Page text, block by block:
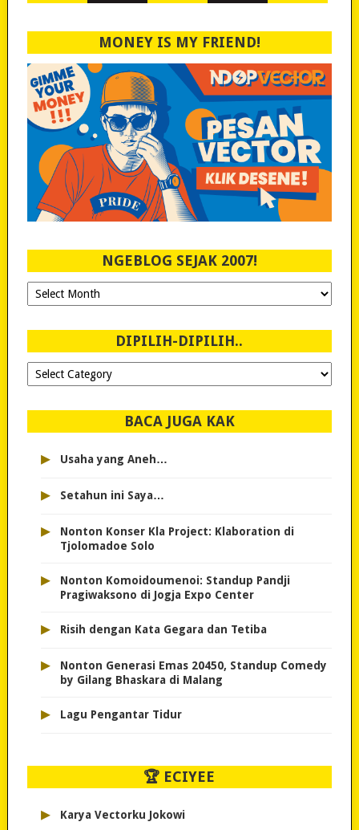
MONEY IS MY FRIEND!
NGEBLOG SEJAK 2007!
Ngeblog
Sejak
DIPILIH-DIPILIH..
Dipilih-
dipilih..
BACA JUGA KAK
▸ Usaha yang Aneh…
▸ Setahun ini Saya…
▸
Nonton Konser Kla Project: Klaboration di
Tjolomadoe Solo
▸
Nonton Komoidoumenoi: Standup Pandji
Pragiwaksono di Jogja Expo Center
▸ Risih dengan Kata Gegara dan Tetiba
▸
Nonton Generasi Emas 20450, Standup Comedy
by Gilang Bhaskara di Malang
▸ Lagu Pengantar Tidur
🏆 ECIYEE
▸ Karya Vectorku Jokowi